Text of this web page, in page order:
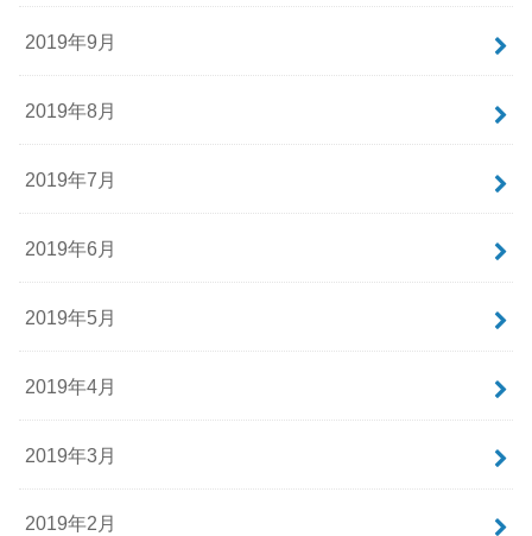
2019年9月
2019年8月
2019年7月
2019年6月
2019年5月
2019年4月
2019年3月
2019年2月